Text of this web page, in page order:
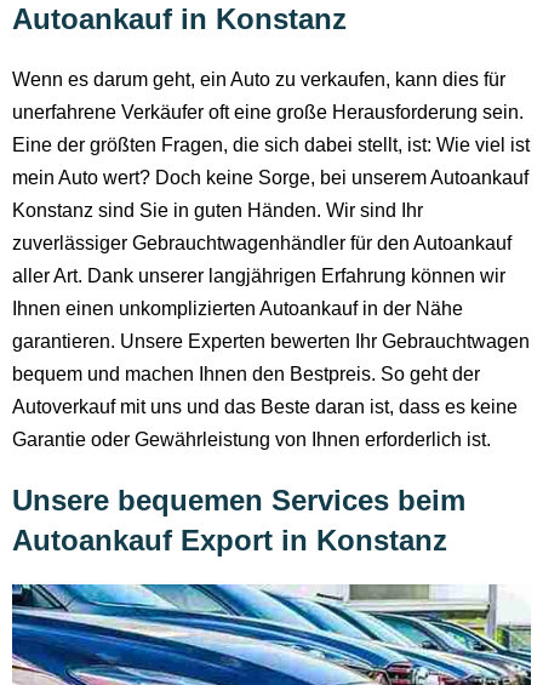
Autoankauf in Konstanz
Wenn es darum geht, ein Auto zu verkaufen, kann dies für
unerfahrene Verkäufer oft eine große Herausforderung sein.
Eine der größten Fragen, die sich dabei stellt, ist: Wie viel ist
mein Auto wert? Doch keine Sorge, bei unserem Autoankauf
Konstanz sind Sie in guten Händen. Wir sind Ihr
zuverlässiger Gebrauchtwagenhändler für den Autoankauf
aller Art. Dank unserer langjährigen Erfahrung können wir
Ihnen einen unkomplizierten Autoankauf in der Nähe
garantieren. Unsere Experten bewerten Ihr Gebrauchtwagen
bequem und machen Ihnen den Bestpreis. So geht der
Autoverkauf mit uns und das Beste daran ist, dass es keine
Garantie oder Gewährleistung von Ihnen erforderlich ist.
Unsere bequemen Services beim
Autoankauf Export in Konstanz